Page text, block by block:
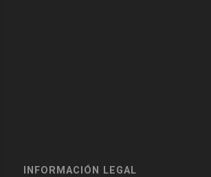
INFORMACIÓN LEGAL